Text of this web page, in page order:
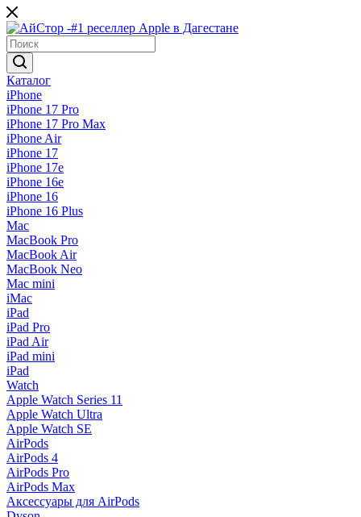
Каталог
iPhone
iPhone 17 Pro
iPhone 17 Pro Max
iPhone Air
iPhone 17
iPhone 17e
iPhone 16e
iPhone 16
iPhone 16 Plus
Mac
MacBook Pro
MacBook Air
MacBook Neo
Mac mini
iMac
iPad
iPad Pro
iPad Air
iPad mini
iPad
Watch
Apple Watch Series 11
Apple Watch Ultra
Apple Watch SE
AirPods
AirPods 4
AirPods Pro
AirPods Max
Аксессуары для AirPods